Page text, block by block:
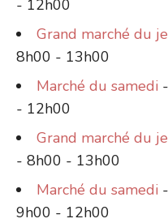
- 12h00
Grand marché du
8h00 - 13h00
Marché du samedi
- 12h00
Grand marché du
- 8h00 - 13h00
Marché du samedi
9h00 - 12h00